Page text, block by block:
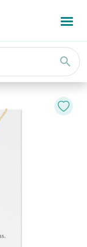
search